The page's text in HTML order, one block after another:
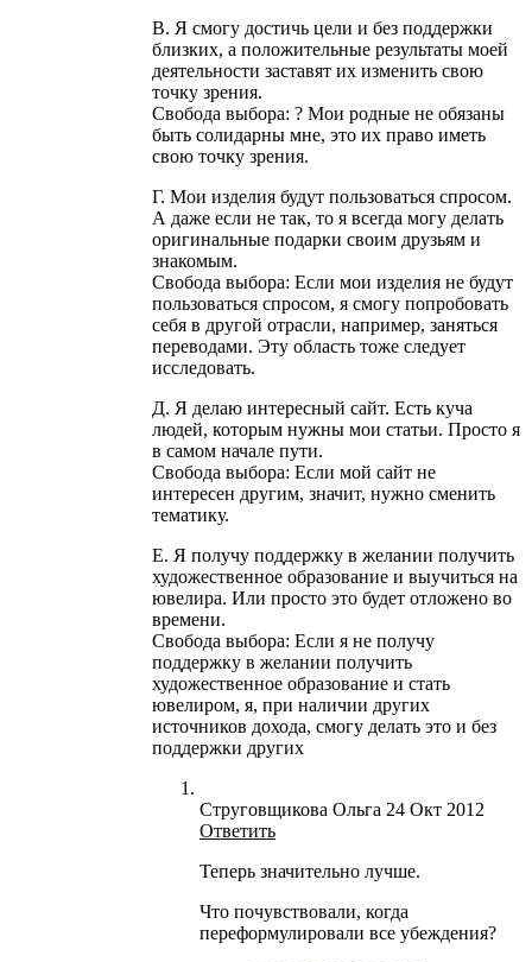
В. Я смогу достичь цели и без поддержки
близких, а положительные результаты моей
деятельности заставят их изменить свою
точку зрения.
Свобода выбора: ? Мои родные не обязаны
быть солидарны мне, это их право иметь
свою точку зрения.
Г. Мои изделия будут пользоваться спросом.
А даже если не так, то я всегда могу делать
оригинальные подарки своим друзьям и
знакомым.
Свобода выбора: Если мои изделия не будут
пользоваться спросом, я смогу попробовать
себя в другой отрасли, например, заняться
переводами. Эту область тоже следует
исследовать.
Д. Я делаю интересный сайт. Есть куча
людей, которым нужны мои статьи. Просто я
в самом начале пути.
Свобода выбора: Если мой сайт не
интересен другим, значит, нужно сменить
тематику.
Е. Я получу поддержку в желании получить
художественное образование и выучиться на
ювелира. Или просто это будет отложено во
времени.
Свобода выбора: Если я не получу
поддержку в желании получить
художественное образование и стать
ювелиром, я, при наличии других
источников дохода, смогу делать это и без
поддержки других
Струговщикова Ольга 24 Окт 2012
Ответить
Теперь значительно лучше.
Что почувствовали, когда
переформулировали все убеждения?